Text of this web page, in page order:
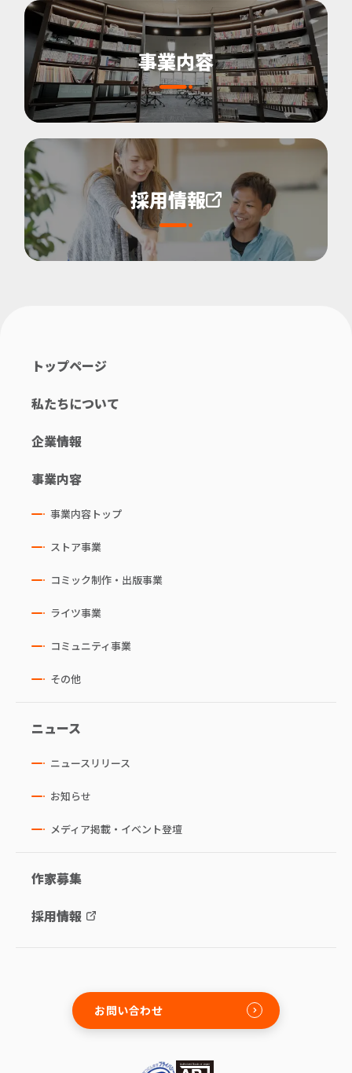
事業内容
採用情報
トップページ
私たちについて
企業情報
事業内容
事業内容トップ
ストア事業
コミック制作・出版事業
ライツ事業
コミュニティ事業
その他
ニュース
ニュースリリース
お知らせ
メディア掲載・イベント登壇
作家募集
採用情報
お問い合わせ